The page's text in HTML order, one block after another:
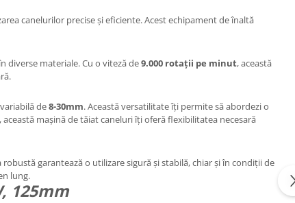
canelurilor precise și eficiente. Acest echipament de înaltă
diverse materiale. Cu o viteză de9.000 rotații pe minut, această
de8-30mm. Această versatilitate îți permite să abordezi o
mașină de tăiat caneluri îți oferă flexibilitatea necesară
garantează o utilizare sigură și stabilă, chiar și în condiții de
lung.
125mm